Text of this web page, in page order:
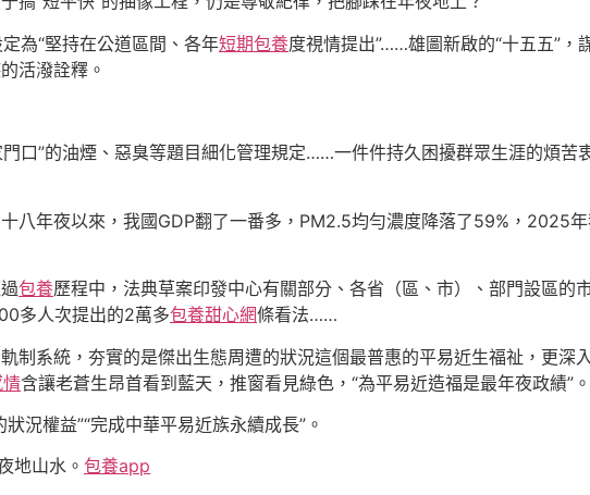
為“堅持在公道區間、各年短期包養度視情提出”……雄圖新啟的“十五五”，
活潑詮釋。
口”的油煙、惡臭等題目細化管理規定……一件件持久困擾群眾生涯的煩苦
八年夜以來，我國GDP翻了一番多，PM2.5均勻濃度降落了59%，2025
包養歷程中，法典草案印發中心有關部分、各省（區、市）、部門設區的
多人次提出的2萬多包養甜心網條看法……
制系統，夯實的是傑出生態周遭的狀況這個最普惠的平易近生福祉，更深
含讓老蒼生昂首看到藍天，推窗看見綠色，“為平易近造福是最年夜政績”。
況權益”“完成中華平易近族永續成長”。
地山水。 包養app